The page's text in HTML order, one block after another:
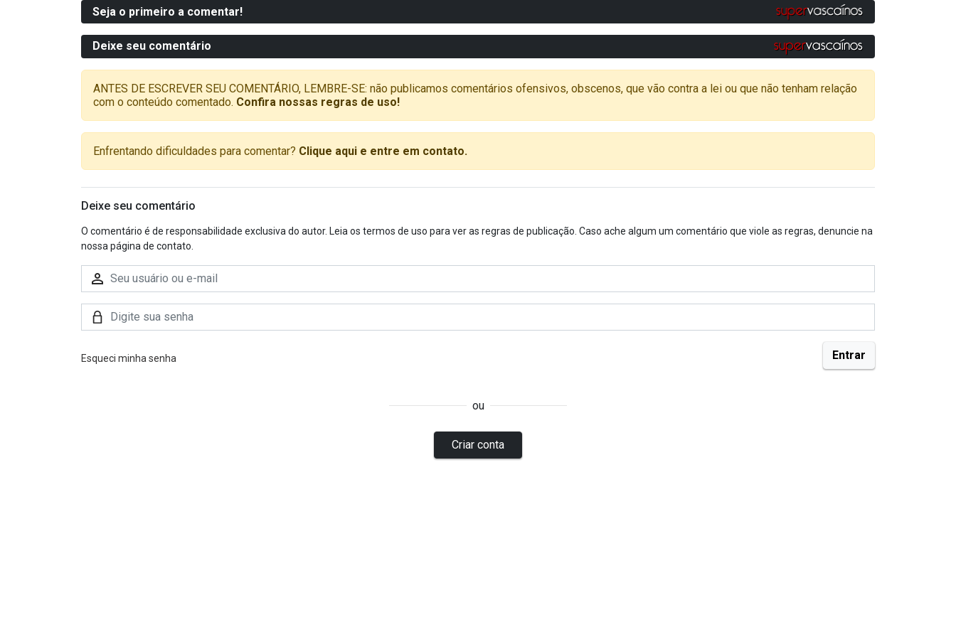
Seja o primeiro a comentar!
Deixe seu comentário
ANTES DE ESCREVER SEU COMENTÁRIO, LEMBRE-SE: não publicamos comentários ofensivos, obscenos, que vão contra a lei ou que não tenham relação
com o conteúdo comentado. Confira nossas regras de uso!
Enfrentando dificuldades para comentar? Clique aqui e entre em contato.
Deixe seu comentário
O comentário é de responsabilidade exclusiva do autor. Leia os termos de uso para ver as regras de publicação. Caso ache algum um comentário que viole as regras, denuncie na
nossa página de contato.
Esqueci minha senha
ou
Criar conta